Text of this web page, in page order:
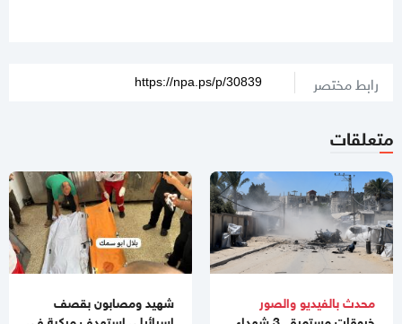
رابط مختصر
متعلقات
محدث بالفيديو والصور
شهيد ومصابون بقصف
هذا مصير العصابات العميلة بعد تنفيذ المرحلة المقبلة من اتفاق
وقف إطلاق النار في غزة
12:01 مساءاً
الغارديان: "مجلس السلام" يطلق أول مشروع لبناء قاعدة عسكرية
في غزة
11:20 صباحا